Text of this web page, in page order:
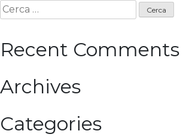
Ricerca
per:
Recent Comments
Archives
Categories